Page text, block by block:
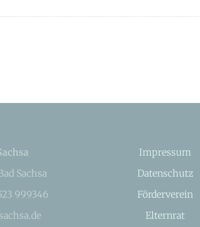
Sachsa
999346
Impressum
Datenschutz
Förderverein
Elternrat